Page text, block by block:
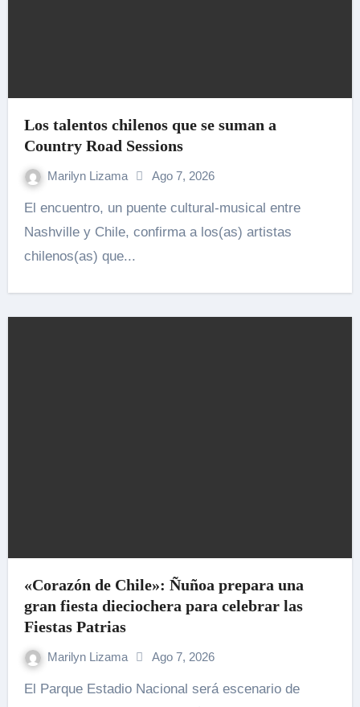
Los talentos chilenos que se suman a
Country Road Sessions
Marilyn Lizama Ago 7, 2026
El encuentro, un puente cultural-musical entre
Nashville y Chile, confirma a los(as) artistas
chilenos(as) que...
«Corazón de Chile»: Ñuñoa prepara una
gran fiesta dieciochera para celebrar las
Fiestas Patrias
Marilyn Lizama Ago 7, 2026
El Parque Estadio Nacional será escenario de